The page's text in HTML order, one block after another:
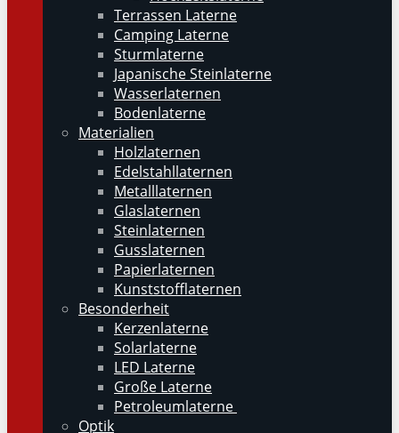
Terrassen Laterne
Camping Laterne
Sturmlaterne
Japanische Steinlaterne
Wasserlaternen
Bodenlaterne
Materialien
Holzlaternen
Edelstahllaternen
Metalllaternen
Glaslaternen
Steinlaternen
Gusslaternen
Papierlaternen
Kunststofflaternen
Besonderheit
Kerzenlaterne
Solarlaterne
LED Laterne
Große Laterne
Petroleumlaterne
Optik